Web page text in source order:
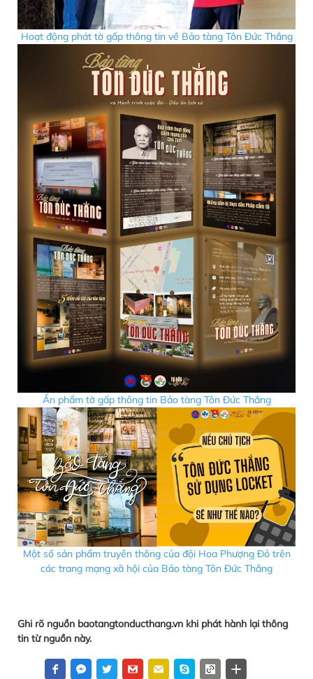
Hoạt động phát tờ gấp thông tin về Bảo tàng Tôn Đức Thắng
Ấn phẩm tờ gấp thông tin Bảo tàng Tôn Đức Thắng
Một số sản phẩm truyền thông của đội Hoa Phượng Đỏ trên
các trang mạng xã hội của Bảo tàng Tôn Đức Thắng
Ghi rõ nguồn baotangtonducthang.vn khi phát hành lại thông
tin từ nguồn này.